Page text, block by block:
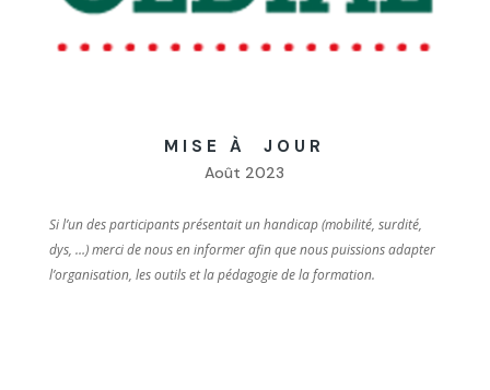
MISE À JOUR
Août 2023
Si l’un des participants présentait un handicap (mobilité, surdité,
dys, …) merci de nous en informer afin que nous puissions adapter
l’organisation, les outils et la pédagogie de la formation.